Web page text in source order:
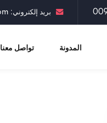
بريد إلكتروني: info@sisdevgcc.com
المدونة تواصل معنا